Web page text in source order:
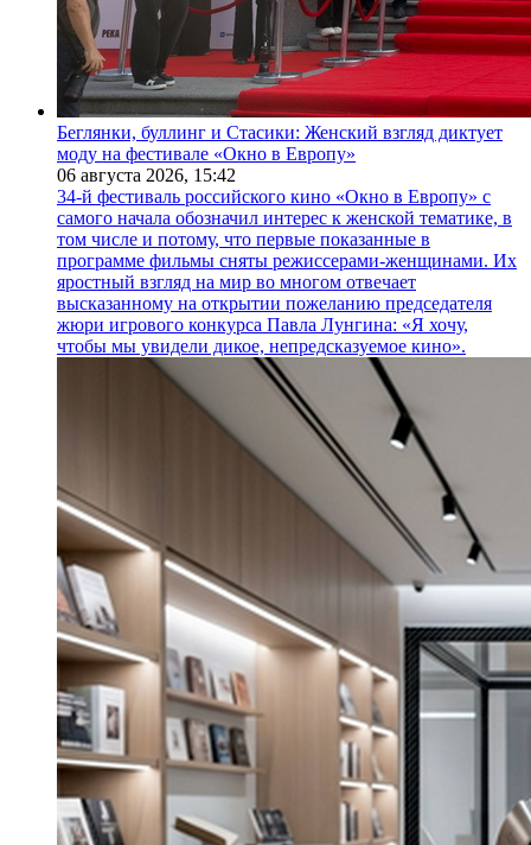
Беглянки, буллинг и Стасики: Женский взгляд диктует
моду на фестивале «Окно в Европу»
06 августа 2026, 15:42
34-й фестиваль российского кино «Окно в Европу» с
самого начала обозначил интерес к женской тематике, в
том числе и потому, что первые показанные в
программе фильмы сняты режиссерами-женщинами. Их
яростный взгляд на мир во многом отвечает
высказанному на открытии пожеланию председателя
жюри игрового конкурса Павла Лунгина: «Я хочу,
чтобы мы увидели дикое, непредсказуемое кино».